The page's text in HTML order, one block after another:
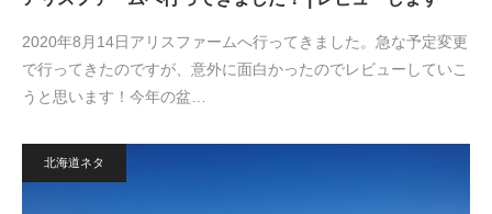
2020年8月14日アリスファームへ行ってきました。急な予定変更
で行ってきたのですが、意外に面白かったのでレビューしていこ
うと思います！今年の盆…
北海道ネタ